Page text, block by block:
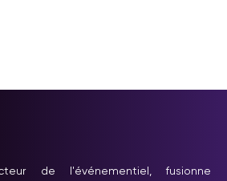
de l'événementiel, fusionne